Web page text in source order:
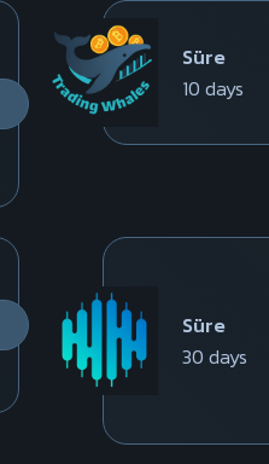
Süre
10 days
Süre
30 days